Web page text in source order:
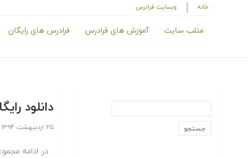
خانه وبسایت فرادرس
متلب سایت آموزش های فرادرس فرادرس های رایگان
دانلود
۲۵ اردیبهشت ۱۳۹۴
در ادامه